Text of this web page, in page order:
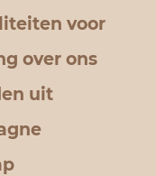
voor
over ons
uit